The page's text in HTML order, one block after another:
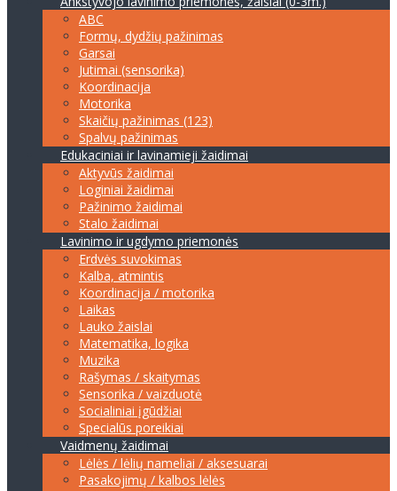
ABC
Formų, dydžių pažinimas
Garsai
Jutimai (sensorika)
Koordinacija
Motorika
Skaičių pažinimas (123)
Spalvų pažinimas
Edukaciniai ir lavinamieji žaidimai
Aktyvūs žaidimai
Loginiai žaidimai
Pažinimo žaidimai
Stalo žaidimai
Lavinimo ir ugdymo priemonės
Erdvės suvokimas
Kalba, atmintis
Koordinacija / motorika
Laikas
Lauko žaislai
Matematika, logika
Muzika
Rašymas / skaitymas
Sensorika / vaizduotė
Socialiniai įgūdžiai
Specialūs poreikiai
Vaidmenų žaidimai
Lėlės / lėlių nameliai / aksesuarai
Pasakojimų / kalbos lėlės